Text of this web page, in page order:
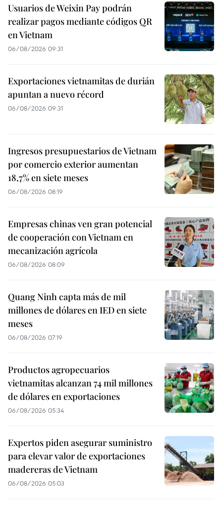
Usuarios de Weixin Pay podrán
realizar pagos mediante códigos QR
en Vietnam
06/08/2026 09:31
Exportaciones vietnamitas de durián
apuntan a nuevo récord
06/08/2026 09:31
Ingresos presupuestarios de Vietnam
por comercio exterior aumentan
18,7% en siete meses
06/08/2026 08:19
Empresas chinas ven gran potencial
de cooperación con Vietnam en
mecanización agrícola
06/08/2026 08:09
Quang Ninh capta más de mil
millones de dólares en IED en siete
meses
06/08/2026 07:19
Productos agropecuarios
vietnamitas alcanzan 74 mil millones
de dólares en exportaciones
06/08/2026 05:34
Expertos piden asegurar suministro
para elevar valor de exportaciones
madereras de Vietnam
06/08/2026 05:03